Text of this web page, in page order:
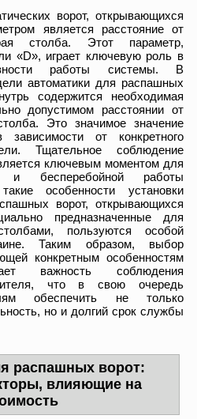
ворот, открывающихся
является расстояние от
столба. Этот параметр,
«D», играет ключевую роль в
работы системы. В
автоматики для распашных
содержится необходимая
допустимом расстоянии от
Это значимое значение
от конкретного
Тщательное соблюдение
ключевым моментом для
и бесперебойной работы
особенности установки
ворот, открывающихся
предназначенные для
пользуются особой
Таким образом, выбор
конкретным особенностям
важность соблюдения
что в свою очередь
обеспечить не только
но и долгий срок службы
распашных ворот:
влияющие на